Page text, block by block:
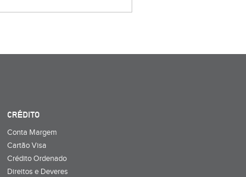
CRÉDITO
Conta Margem
Cartão Visa
Crédito Ordenado
Direitos e Deveres